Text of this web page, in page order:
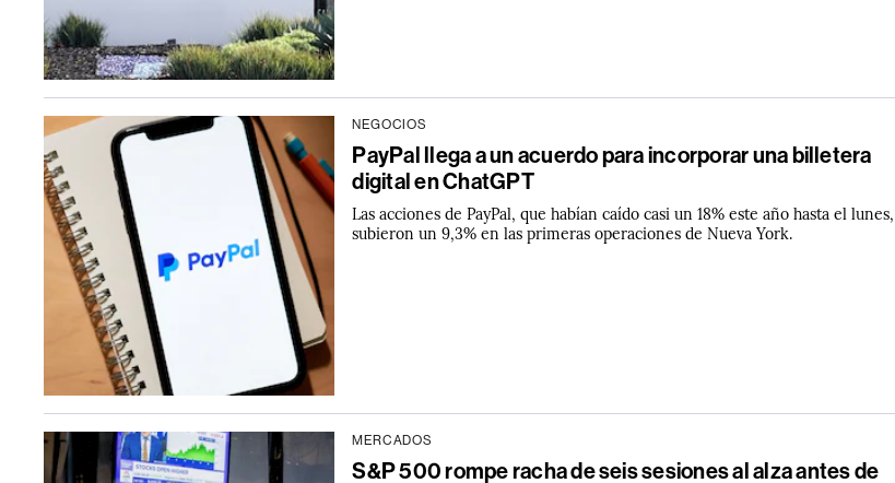
NEGOCIOS
PayPal llega a un acuerdo para incorporar una billetera
digital en ChatGPT
Las acciones de PayPal, que habían caído casi un 18% este año hasta el lunes,
subieron un 9,3% en las primeras operaciones de Nueva York.
MERCADOS
S&P 500 rompe racha de seis sesiones al alza antes de